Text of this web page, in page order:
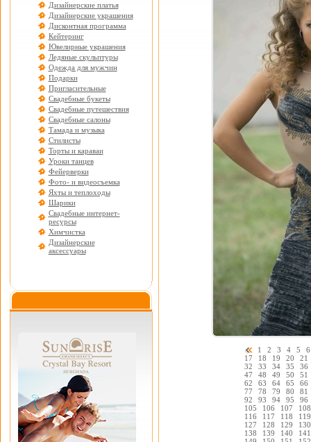
Дизайнерские платья
Дизайнерские украшения
Дисконтная программа
Кейтеринг
Ювелирные украшения
Ледяные скульптуры
Одежда для мужчин
Подарки
Пригласительные
Свадебные букеты
Свадебные путешествия
Свадебные салоны
Тамада и музыка
Стилисты
Торты и караваи
Уроки танцев
Фейерверки
Фото- и видеосъемка
Яхты и теплоходы
Шарики
Свадебные интернет-
ресурсы
Химчистка
Дизайнерские
аксессуары
1 2 3 4 5
6
17
18 19 20
21
32
33 34 35
36
47
48 49 50
51
62
63 64 65
66
77
78 79 80
81
92
93 94 95
96
105
106 107
108
116
117 118
119
127
128 129
130
138
139 140
141